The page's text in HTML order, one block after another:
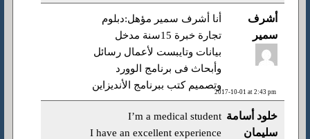
أشرف
سمير
2017-10-01 at 2:43 pm
أنا أشرف سمير مؤهل:دبلوم
تجارة خبرة 15سنة مدخل
بيانات وتايبست لأعمال رسائل
وأبحاث فى برنامج الوورد
وتصميم كتب ببرنامج الأنديزاين
خلود أسامة
سليمان
I’m a medical student
I have an excellent experience